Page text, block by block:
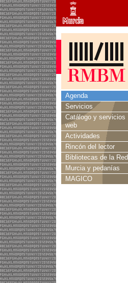
Agenda
Servicios
Catálogo y servicios
web
Actividades
Rincón del lector
Bibliotecas de la Red
Murcia y pedanías
MAGICO